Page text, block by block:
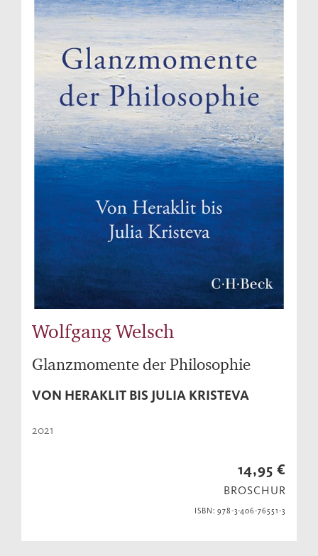
Wolfgang Welsch
Glanzmomente der Philosophie
VON HERAKLIT BIS JULIA KRISTEVA
2021
14,95 €
BROSCHUR
ISBN: 978-3-406-76551-3